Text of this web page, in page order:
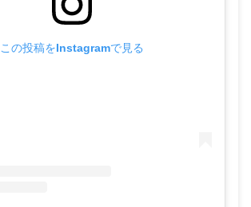
この投稿をInstagramで見る